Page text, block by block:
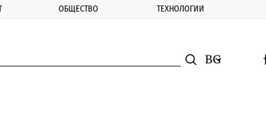
ОБЩЕСТВО ТЕХНОЛОГИИ
Смяна на